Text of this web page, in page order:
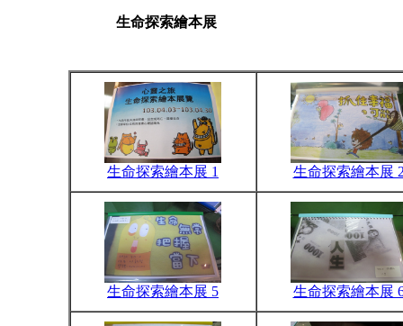
生命探索繪本展
生命探索繪本展 1 生命探索繪本展
生命探索繪本展 5 生命探索繪本展